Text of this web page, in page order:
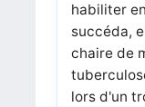
habiliter
succéda,
chaire de
lors d'un